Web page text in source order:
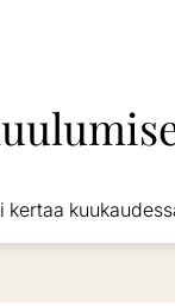
kertaa